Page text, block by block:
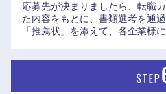
応募先が決まりましたら、転職
た内容をもとに、書類選考を通
「推薦状」を添えて、各企業様